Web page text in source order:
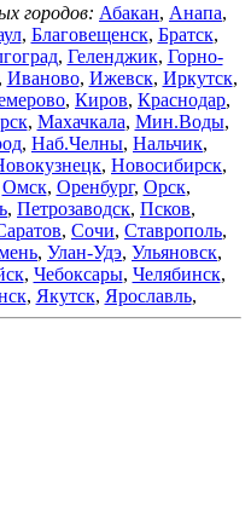
городов: Абакан, Анапа,
, Благовещенск, Братск,
, Геленджик, Горно-
Иваново, Ижевск, Иркутск,
, Киров, Краснодар,
, Махачкала, Мин.Воды,
, Наб.Челны, Нальчик,
, Новосибирск,
Омск, Оренбург, Орск,
, Петрозаводск, Псков,
, Сочи, Ставрополь,
, Улан-Удэ, Ульяновск,
, Чебоксары, Челябинск,
, Якутск, Ярославль,